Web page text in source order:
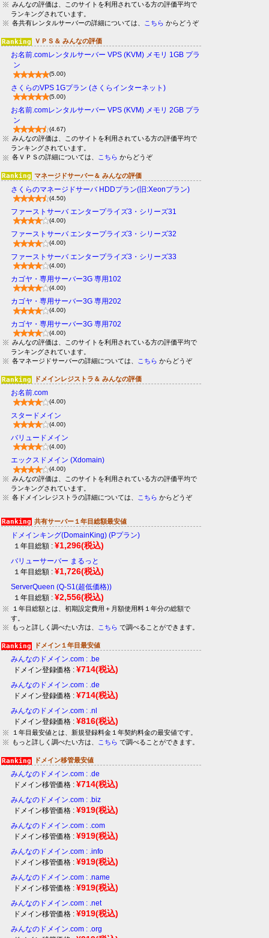
みんなの評価は、このサイトを利用されている方の評価平均で
ランキングされています。
各共有レンタルサーバーの詳細については、
こちら からどうぞ
ＶＰＳ＆ みんなの評価
お名前.comレンタルサーバー VPS (KVM) メモリ 1GB プラ
ン
(5.00)
さくらのVPS 1Gプラン (さくらインターネット)
(5.00)
お名前.comレンタルサーバー VPS (KVM) メモリ 2GB プラ
ン
(4.67)
みんなの評価は、このサイトを利用されている方の評価平均で
ランキングされています。
各ＶＰＳの詳細については、 こちら からどうぞ
マネージドサーバー＆ みんなの評価
さくらのマネージドサーバ HDDプラン(旧:Xeonプラン)
(4.50)
ファーストサーバ エンタープライズ3・シリーズ31
(4.00)
ファーストサーバ エンタープライズ3・シリーズ32
(4.00)
ファーストサーバ エンタープライズ3・シリーズ33
(4.00)
カゴヤ・専用サーバー3G 専用102
(4.00)
カゴヤ・専用サーバー3G 専用202
(4.00)
カゴヤ・専用サーバー3G 専用702
(4.00)
みんなの評価は、このサイトを利用されている方の評価平均で
ランキングされています。
各マネージドサーバーの詳細については、
こちら からどうぞ
ドメインレジストラ＆ みんなの評価
お名前.com
(4.00)
スタードメイン
(4.00)
バリュードメイン
(4.00)
エックスドメイン (Xdomain)
(4.00)
みんなの評価は、このサイトを利用されている方の評価平均で
ランキングされています。
各ドメインレジストラの詳細については、
こちら からどうぞ
共有サーバー１年目総額最安値
ドメインキング(DomainKing) (Pプラン)
１年目総額 : ¥1,296(税込)
バリューサーバー まるっと
１年目総額 : ¥1,726(税込)
ServerQueen (Q-S1(超低価格))
１年目総額 : ¥2,556(税込)
１年目総額とは、初期設定費用＋月額使用料１年分の総額で
す。
もっと詳しく調べたい方は、
こちら で調べることができます。
ドメイン１年目最安値
みんなのドメイン.com : .be
ドメイン登録価格 : ¥714(税込)
みんなのドメイン.com : .de
ドメイン登録価格 : ¥714(税込)
みんなのドメイン.com : .nl
ドメイン登録価格 : ¥816(税込)
１年目最安値とは、新規登録料金１年契約料金の最安値です。
もっと詳しく調べたい方は、
こちら で調べることができます。
ドメイン移管最安値
みんなのドメイン.com : .de
ドメイン移管価格 : ¥714(税込)
みんなのドメイン.com : .biz
ドメイン移管価格 : ¥919(税込)
みんなのドメイン.com : .com
ドメイン移管価格 : ¥919(税込)
みんなのドメイン.com : .info
ドメイン移管価格 : ¥919(税込)
みんなのドメイン.com : .name
ドメイン移管価格 : ¥919(税込)
みんなのドメイン.com : .net
ドメイン移管価格 : ¥919(税込)
みんなのドメイン.com : .org